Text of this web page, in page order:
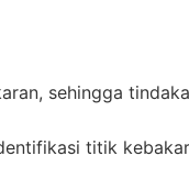
sehingga
titik